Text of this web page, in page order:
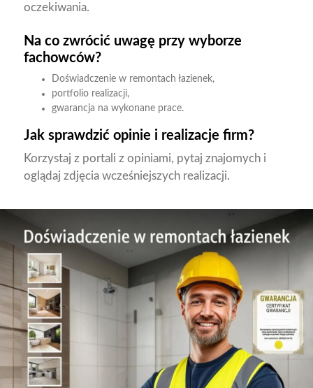
oczekiwania.
Na co zwrócić uwagę przy wyborze
fachowców?
Doświadczenie w remontach łazienek,
portfolio realizacji,
gwarancja na wykonane prace.
Jak sprawdzić opinie i realizacje firm?
Korzystaj z portali z opiniami, pytaj znajomych i
oglądaj zdjęcia wcześniejszych realizacji.